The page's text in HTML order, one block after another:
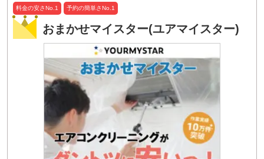
料金の安さNo.1 予約の簡単さNo.1
おまかせマイスター(ユアマイスター)